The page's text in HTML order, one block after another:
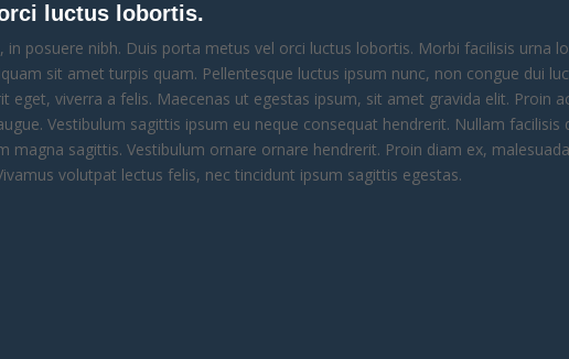
luctus lobortis.
in posuere nibh. Duis porta metus vel orci luctus lobortis. Morbi facilisis urna
sit amet turpis quam. Pellentesque luctus ipsum nunc, non congue dui
eget, viverra a felis. Maecenas ut egestas ipsum, sit amet gravida elit. Proin
Vestibulum sagittis ipsum eu neque consequat hendrerit. Nullam facilisis
magna sagittis. Vestibulum ornare ornare hendrerit. Proin diam ex,
volutpat lectus felis, nec tincidunt ipsum sagittis egestas.